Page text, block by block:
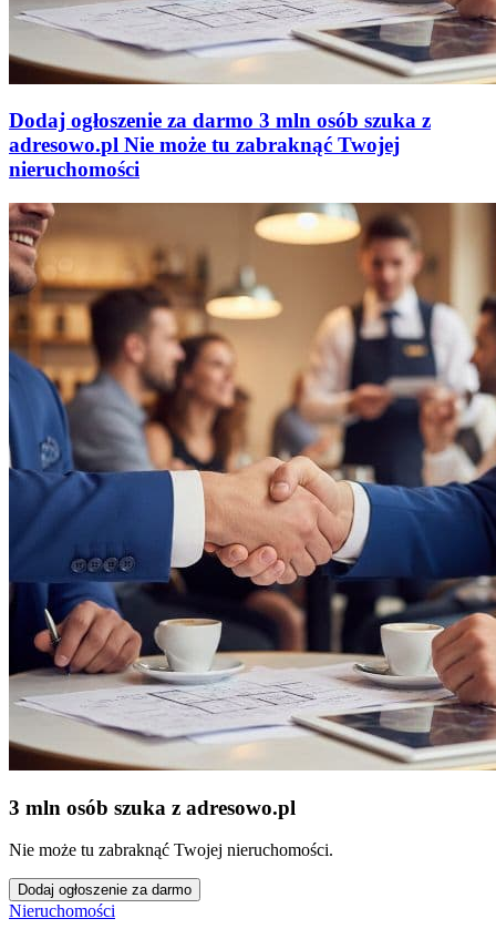
Dodaj ogłoszenie za darmo 3 mln osób szuka z
adresowo.pl Nie może tu zabraknąć Twojej
nieruchomości
3 mln osób szuka z adresowo.pl
Nie może tu zabraknąć Twojej nieruchomości.
Dodaj ogłoszenie za darmo
Nieruchomości